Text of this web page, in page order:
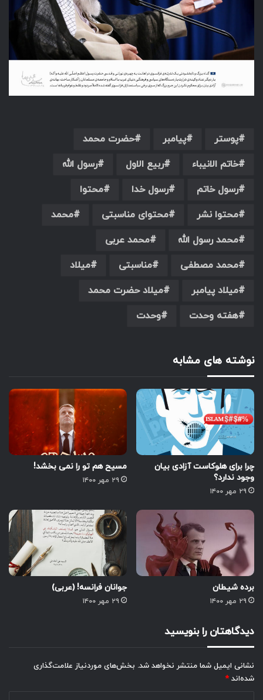
پوستر پیامبر
حضرت محمد
خاتم الانیباء
ربیع الاول
رسول الله
رسول خاتم
رسول خدا
محتوا
محتوا نشر
محتوای مناسبتی
محمد
محمد رسول الله
محمد عربی
محمد مصطفی
مناسبتی
میلاد
میلاد پیامبر
میلاد حضرت محمد
هفته وحدت
وحدت
نوشته های مشابه
چرا برای هلوکاست آزادی بیان
وجود ندارد؟
۲۹ مهر ۱۴۰۰
مسیح هم تو را نمی بخشد!
۲۹ مهر ۱۴۰۰
برده شیطان
۲۹ مهر ۱۴۰۰
جوانان فرانسه! (عربی)
۲۹ مهر ۱۴۰۰
دیدگاهتان را بنویسید
نشانی ایمیل شما منتشر نخواهد شد. بخش‌های موردنیاز علامت‌گذاری
شده‌اند *